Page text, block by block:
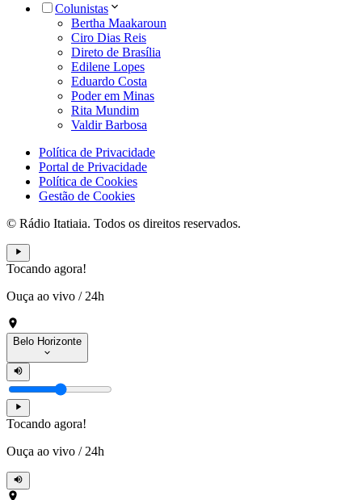
Colunistas
Bertha Maakaroun
Ciro Dias Reis
Direto de Brasília
Edilene Lopes
Eduardo Costa
Poder em Minas
Rita Mundim
Valdir Barbosa
Política de Privacidade
Portal de Privacidade
Política de Cookies
Gestão de Cookies
© Rádio Itatiaia. Todos os direitos reservados.
Tocando agora!
Ouça ao vivo / 24h
Belo Horizonte
Tocando agora!
Ouça ao vivo / 24h